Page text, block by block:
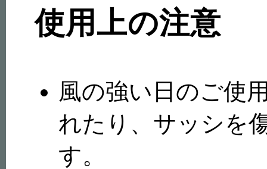
使用上の注意
風の強い日のご使
れたり、サッシを
す。